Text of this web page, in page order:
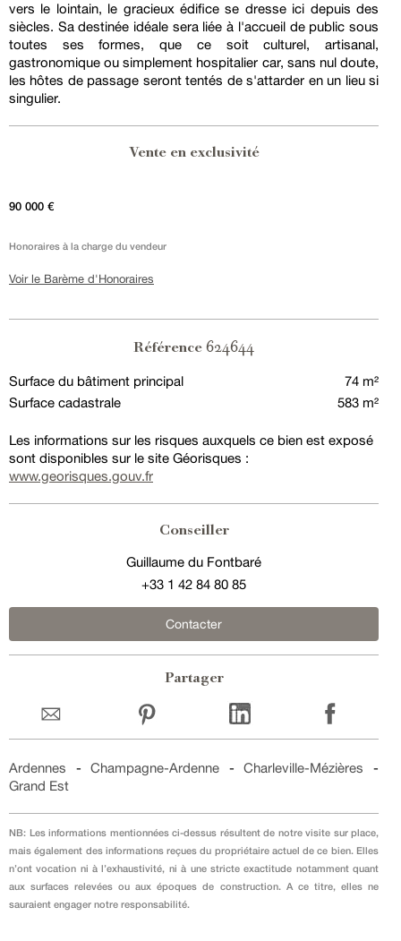
vers le lointain, le gracieux édifice se dresse ici depuis des
siècles. Sa destinée idéale sera liée à l'accueil de public sous
toutes ses formes, que ce soit culturel, artisanal,
gastronomique ou simplement hospitalier car, sans nul doute,
les hôtes de passage seront tentés de s'attarder en un lieu si
singulier.
Vente en exclusivité
90 000 €
Honoraires à la charge du vendeur
Voir le Barème d'Honoraires
Référence 624644
Surface du bâtiment principal
74 m²
Surface cadastrale
583 m²
Les informations sur les risques auxquels ce bien est exposé
sont disponibles sur le site Géorisques :
www.georisques.gouv.fr
Conseiller
Guillaume du Fontbaré
+33 1 42 84 80 85
Contacter
Partager
Ardennes -Champagne-Ardenne -Charleville-Mézières
-
Grand Est
NB: Les informations mentionnées ci-dessus résultent de notre visite sur place,
mais également des informations reçues du propriétaire actuel de ce bien. Elles
n’ont vocation ni à l’exhaustivité, ni à une stricte exactitude notamment quant
aux surfaces relevées ou aux époques de construction. A ce titre, elles ne
sauraient engager notre responsabilité.